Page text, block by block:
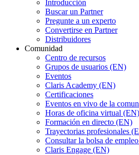
Introducción
Buscar un Partner
Pregunte a un experto
Convertirse en Partner
Distribuidores
Comunidad
Centro de recursos
Grupos de usuarios (EN)
Eventos
Claris Academy (EN)
Certificaciones
Eventos en vivo de la
Horas de oficina virtual (EN)
Formación en directo (EN)
Trayectorias profesionales
Consultar la bolsa de
Claris Engage (EN)